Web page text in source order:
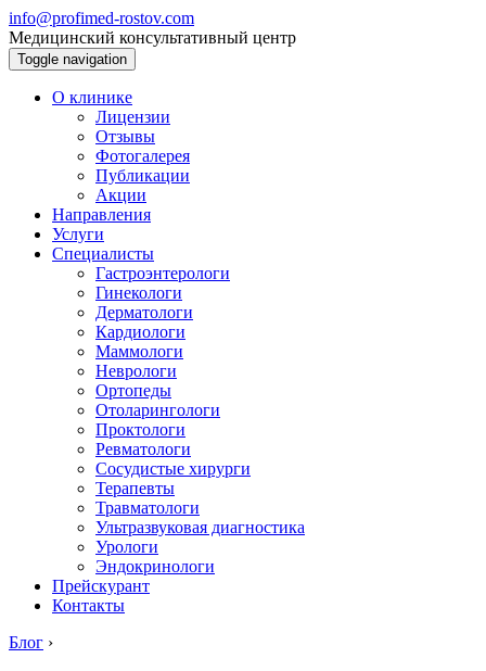
info@profimed-rostov.com
Медицинский консультативный центр
Toggle navigation
О клинике
Лицензии
Отзывы
Фотогалерея
Публикации
Акции
Направления
Услуги
Специалисты
Гастроэнтерологи
Гинекологи
Дерматологи
Кардиологи
Маммологи
Неврологи
Ортопеды
Отоларингологи
Проктологи
Ревматологи
Сосудистые хирурги
Терапевты
Травматологи
Ультразвуковая диагностика
Урологи
Эндокринологи
Прейскурант
Контакты
Блог ›